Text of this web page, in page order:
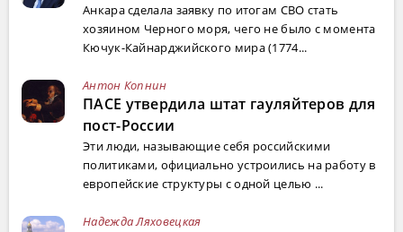
Анкара сделала заявку по итогам СВО стать
хозяином Черного моря, чего не было с момента
Кючук-Кайнарджийского мира (1774...
Антон Копнин
ПАСЕ утвердила штат гауляйтеров для
пост-России
Эти люди, называющие себя российскими
политиками, официально устроились на работу в
европейские структуры с одной целью ...
Надежда Ляховецкая